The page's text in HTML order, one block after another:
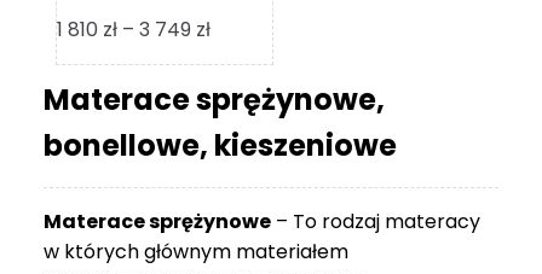
1 810 zł – 3 749 złZakres
cen:
od
1
810 zł
749 zł
Materace sprężynowe,
bonellowe, kieszeniowe
Materace sprężynowe – To rodzaj materacy
w których głównym materiałem